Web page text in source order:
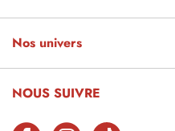
Nos univers
NOUS SUIVRE